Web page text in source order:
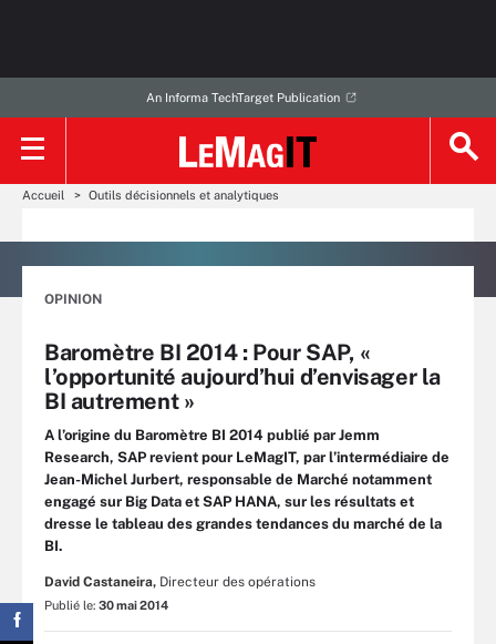
An Informa TechTarget Publication
Accueil Outils décisionnels et analytiques
OPINION
Baromètre BI 2014 : Pour SAP, «
l’opportunité aujourd’hui d’envisager la
BI autrement »
A l’origine du Baromètre BI 2014 publié par Jemm
Research, SAP revient pour LeMagIT, par l’intermédiaire de
Jean-Michel Jurbert, responsable de Marché notamment
engagé sur Big Data et SAP HANA, sur les résultats et
dresse le tableau des grandes tendances du marché de la
BI.
David Castaneira, Directeur des opérations
Publié le: 30 mai 2014